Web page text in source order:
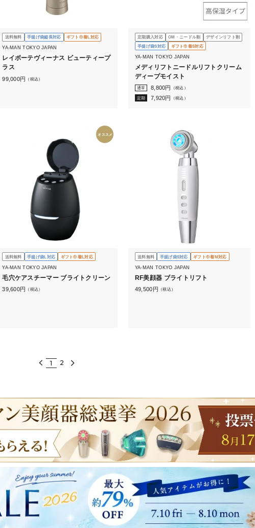
送料無料 手提げ袋縦長対応 ギフト巾着L対応
YA-MAN TOKYO JAPAN
レイボーテヴィーナス ビューティープ
ラス
99,000円 （税込）
定期購入対応 OM・ニードル割
デザインリフト割
手提げ袋S対応
ギフト巾着S対応
YA-MAN TOKYO JAPAN
メディリフトニードルリフトクリーム
ディープモイスト
通常 8,800円
（税込）
定期
7,920円 （税込）
オススメ
送料無料 手提げ袋L対応 ギフト巾着L対応
YA-MAN TOKYO JAPAN
毛穴ケアスチーマー ブライトクリーン
39,600円 （税込）
送料無料 手提げ袋S対応 ギフト巾着M対応
YA-MAN TOKYO JAPAN
RF美顔器 ブライトリフト
49,500 円 （税込）
1 2